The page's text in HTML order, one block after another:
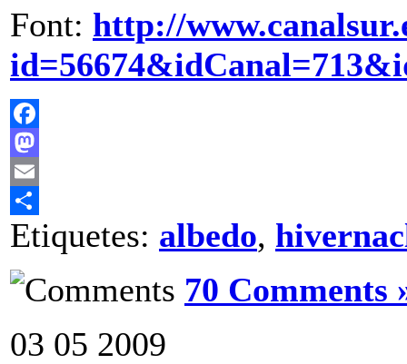
Font: http://
Facebook
Mastodon
Email
Comparteix
Etiquetes: albedo,
70 Comments
03 05 2009